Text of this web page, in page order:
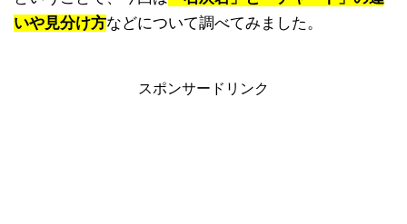
いや見分け方などについて調べてみました。
スポンサードリンク